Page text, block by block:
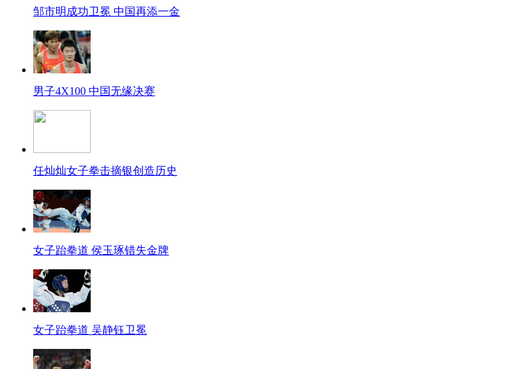
邹市明成功卫冕 中国再添一金
男子4X100 中国无缘决赛
任灿灿女子拳击摘银创造历史
女子跆拳道 侯玉琢错失金牌
女子跆拳道 吴静钰卫冕